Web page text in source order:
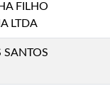
FILHO
LTDA
SANTOS